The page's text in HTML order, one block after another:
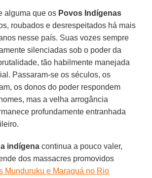
alguma que os Povos Indígenas
roubados e desrespeitados há mais
nesse país. Suas vozes sempre
silenciadas sob o poder da
tão habilmente manejada
Passaram-se os séculos, os
os donos do poder respondem
mas a velha arrogância
profundamente entranhada
indígena continua a pouco valer,
dos massacres promovidos
Munduruku e Maraguá no Rio